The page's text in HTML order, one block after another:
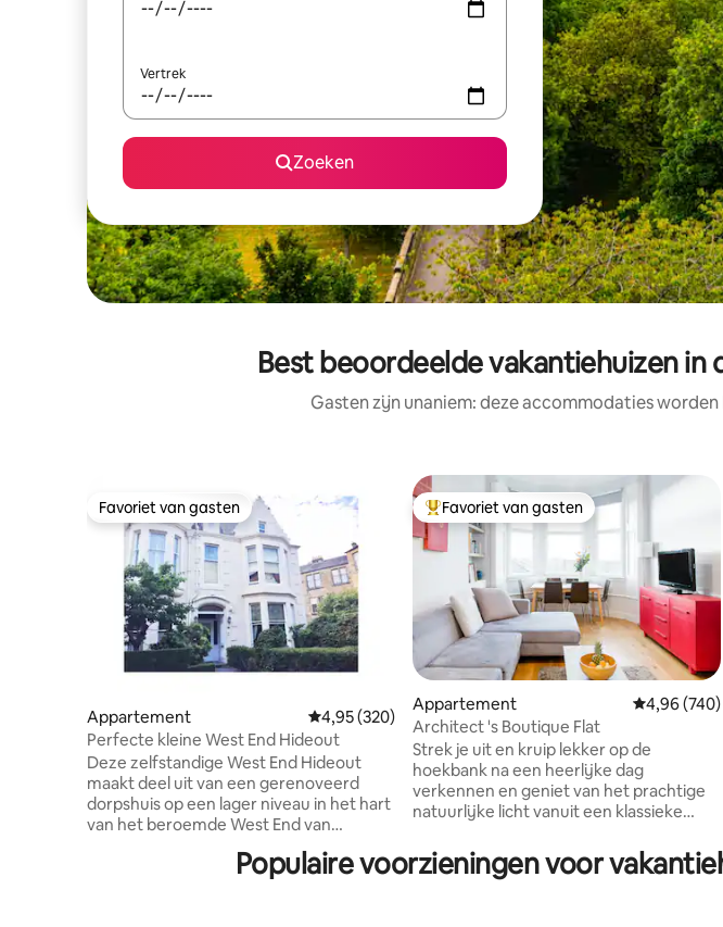
Vertrek
Zoeken
Best beoordeelde vakantiehuizen in
Gasten zijn unaniem: deze accommodaties
Favoriet van gasten
Favoriet van gasten
Appartement Gemiddelde beoordeling van 4,95 op 5, 320 recensies
4,95 (320)
Perfecte kleine West End Hideout
Deze zelfstandige West End Hideout
maakt deel uit van een gerenoveerd
dorpshuis op een lager niveau in het hart
van het beroemde West End van
toegang en ligt op slechts een
steenworp afstand van de botanische
Topfavoriet van gasten
Favoriet van gasten
Appartement
4,96 (740)
Architect 's Boutique Flat
Strek je uit en kruip lekker op de
hoekbank na een heerlijke dag
verkennen en geniet van het prachtige
natuurlijke licht vanuit een klassieke
een meer lokaal deel van het West End
van de stad met geweldige individuele
Populaire voorzieningen voor